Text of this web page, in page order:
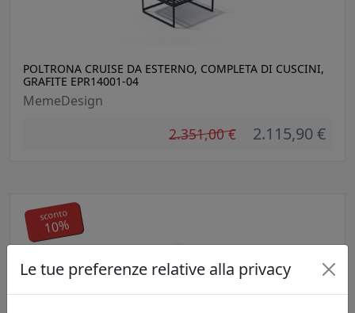
POLTRONA CRUISE DA ESTERNO, COMPLETA DI CUSCINI,
GRAFITE EPR14001-04
MemeDesign
2.351,00 € 2.115,90 €
sconto
10%
Le tue preferenze relative alla privacy